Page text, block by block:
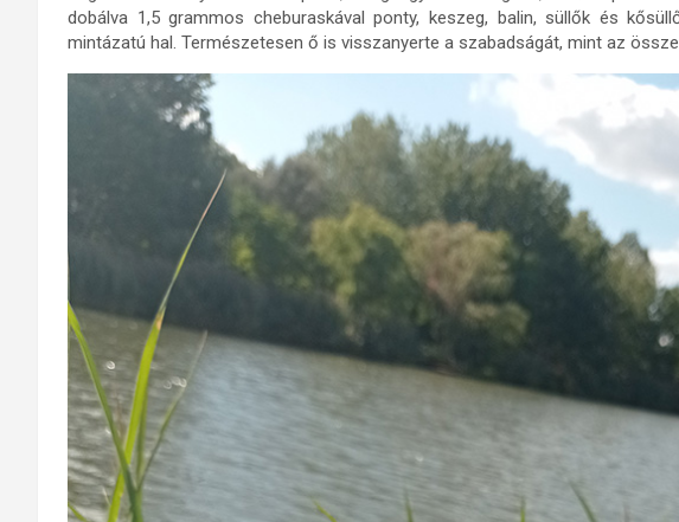
dobálva 1,5 grammos cheburaskával ponty, keszeg, balin, süllők és
mintázatú hal. Természetesen ő is visszanyerte a szabadságát, mint az